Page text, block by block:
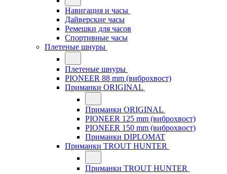
Навигация и часы
Дайверские часы
Ремешки для часов
Спортивные часы
Плетеные шнуры
Плетеные шнуры
PIONEER 88 mm (виброхвост)
Приманки ORIGINAL
Приманки ORIGINAL
PIONEER 125 mm (виброхвост)
PIONEER 150 mm (виброхвост)
Приманки DIPLOMAT
Приманки TROUT HUNTER
Приманки TROUT HUNTER